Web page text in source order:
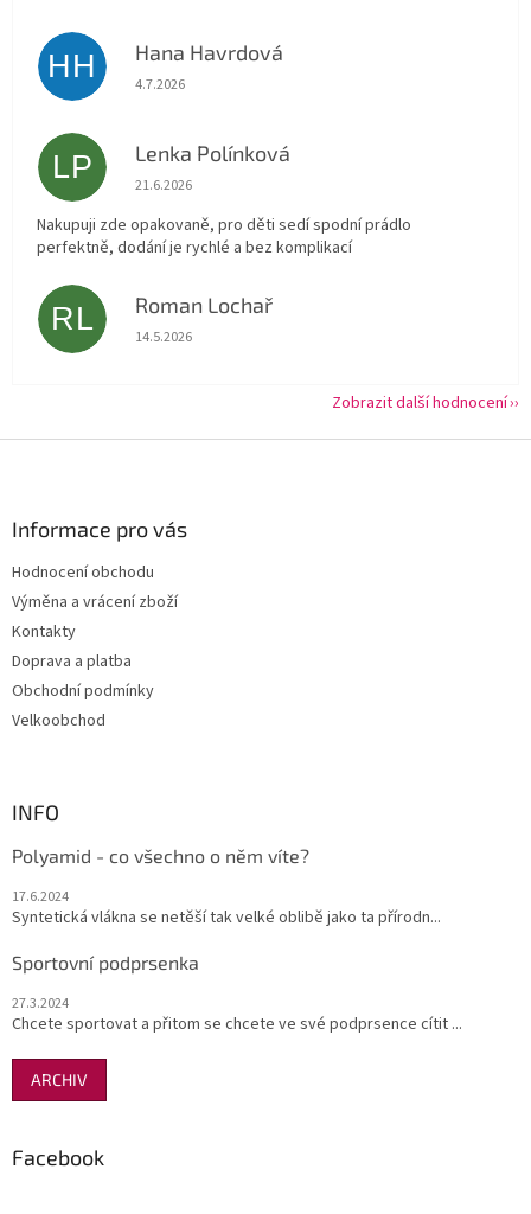
HH Hana Havrdová
Hodnocení obchodu je 5 z 5 hvězdiček.
4.7.2026
LP Lenka Polínková
Hodnocení obchodu je 5 z 5 hvězdiček.
21.6.2026
Nakupuji zde opakovaně, pro děti sedí spodní prádlo
perfektně, dodání je rychlé a bez komplikací
RL Roman Lochař
Hodnocení obchodu je 5 z 5 hvězdiček.
14.5.2026
Zobrazit další hodnocení
Informace pro vás
Hodnocení obchodu
Výměna a vrácení zboží
Kontakty
Doprava a platba
Obchodní podmínky
Velkoobchod
INFO
Polyamid - co všechno o něm víte?
17.6.2024
Syntetická vlákna se netěší tak velké oblibě jako ta přírodn...
Sportovní podprsenka
27.3.2024
Chcete sportovat a přitom se chcete ve své podprsence cítit ...
ARCHIV
Facebook